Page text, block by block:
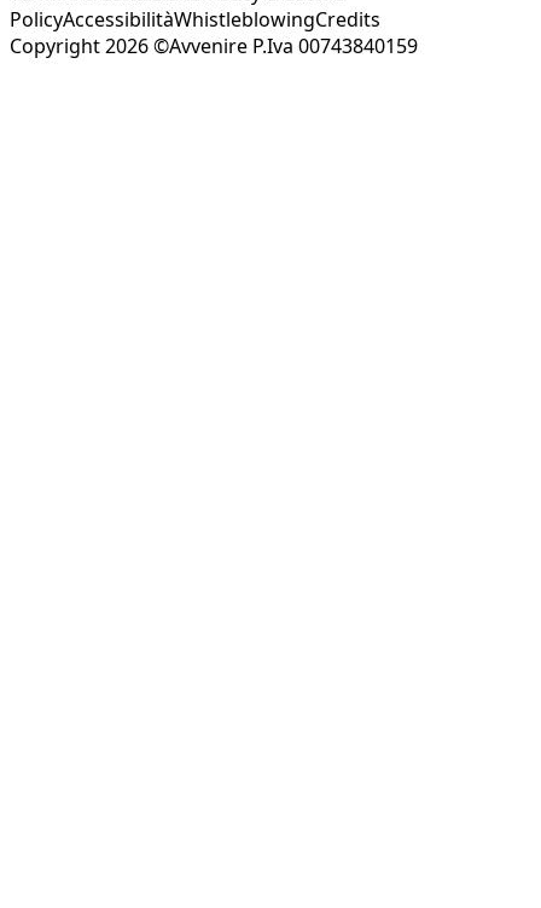
PolicyAccessibilitàWhistleblowingCredits
Copyright 2026 ©Avvenire P.Iva 00743840159